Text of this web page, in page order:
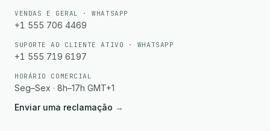
VENDAS E GERAL · WHATSAPP
+1 555 706 4469
SUPORTE AO CLIENTE ATIVO · WHATSAPP
+1 555 719 6197
HORÁRIO COMERCIAL
Seg–Sex · 8h–17h GMT+1
Enviar uma reclamação →